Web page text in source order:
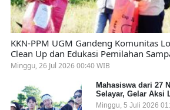
KKN-PPM UGM Gandeng Komunitas
Clean Up dan Edukasi Pemilahan
Minggu, 26 Jul 2026 00:40 WIB
Mahasiswa dari 27
Selayar, Gelar Aksi
Dalami Kearifan
Minggu, 5 Juli 2026